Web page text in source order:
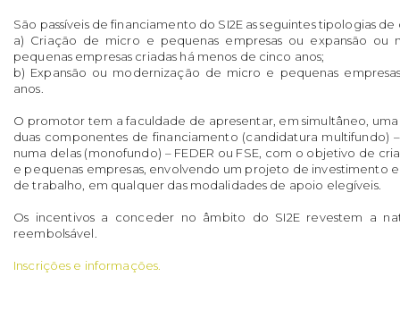
São passíveis de financiamento do SI2E as seguintes tipologias
a) Criação de micro e pequenas empresas ou expansão ou
pequenas empresas criadas há menos de cinco anos;
b) Expansão ou modernização de micro e pequenas
anos.
O promotor tem a faculdade de apresentar, em simultâneo,
duas componentes de financiamento (candidatura multifundo) –
numa delas (monofundo) – FEDER ou FSE, com o objetivo de
e pequenas empresas, envolvendo um projeto de investimento
de trabalho, em qualquer das modalidades de apoio elegíveis.
Os incentivos a conceder no âmbito do SI2E revestem a
reembolsável.
Inscrições e informações.